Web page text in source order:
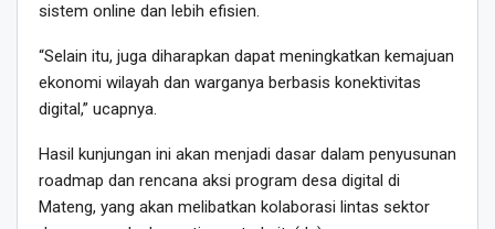
sistem online dan lebih efisien.
“Selain itu, juga diharapkan dapat meningkatkan kemajuan
ekonomi wilayah dan warganya berbasis konektivitas
digital,” ucapnya.
Hasil kunjungan ini akan menjadi dasar dalam penyusunan
roadmap dan rencana aksi program desa digital di
Mateng, yang akan melibatkan kolaborasi lintas sektor